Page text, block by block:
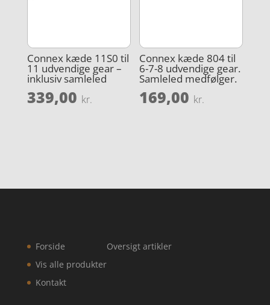
Connex kæde 11S0 til
11 udvendige gear –
inklusiv samleled
339,00 kr.
Connex kæde 804 til
6-7-8 udvendige gear.
Samleled medfølger.
169,00 kr.
Forside
Vis alle produkter
Kontakt
Oversigt artikler